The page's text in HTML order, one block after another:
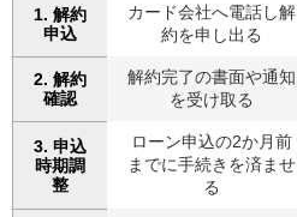
1. 解約
申込
カード会社へ電話し解
約を申し出る
2. 解約
確認
解約完了の書面や通知
を受け取る
3. 申込
時期調
整
ローン申込の2か月前
までに手続きを済ませ
る